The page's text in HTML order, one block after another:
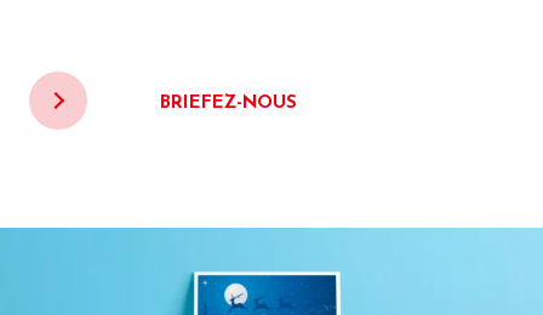
BRIEFEZ-NOUS